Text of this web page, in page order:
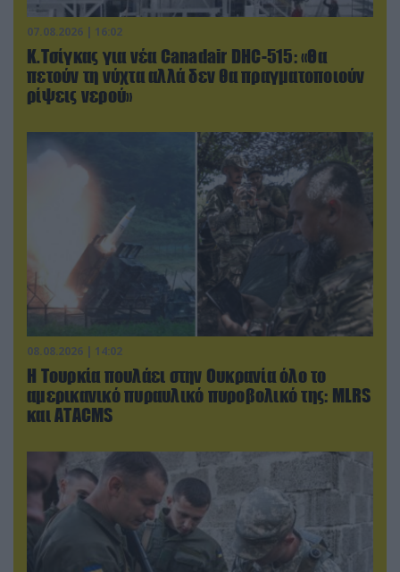
07.08.2026 | 16:02
Κ.Τσίγκας για νέα Canadair DHC-515: «Θα
πετούν τη νύχτα αλλά δεν θα πραγματοποιούν
ρίψεις νερού»
08.08.2026 | 14:02
Η Τουρκία πουλάει στην Ουκρανία όλο το
αμερικανικό πυραυλικό πυροβολικό της: MLRS
και ΑΤΑCMS